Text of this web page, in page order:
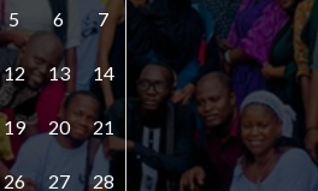
5 6 7
12 13 14
19 20 21
26 27 28